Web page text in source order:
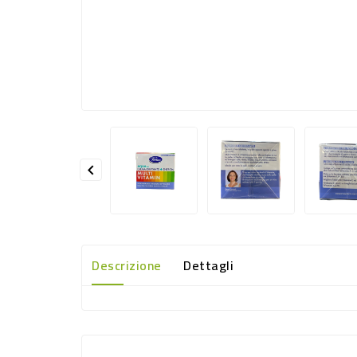

Descrizione Dettagli